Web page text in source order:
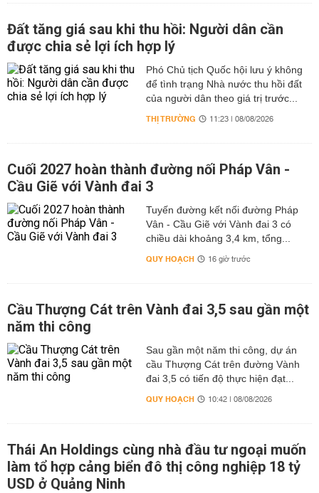
Đất tăng giá sau khi thu hồi: Người dân cần
được chia sẻ lợi ích hợp lý
Phó Chủ tịch Quốc hội lưu ý không
để tình trạng Nhà nước thu hồi đất
của người dân theo giá trị trước...
THỊ TRƯỜNG 11:23 | 08/08/2026
Cuối 2027 hoàn thành đường nối Pháp Vân -
Cầu Giẽ với Vành đai 3
Tuyến đường kết nối đường Pháp
Vân - Cầu Giẽ với Vành đai 3 có
chiều dài khoảng 3,4 km, tổng...
QUY HOẠCH 16 giờ trước
Cầu Thượng Cát trên Vành đai 3,5 sau gần một
năm thi công
Sau gần một năm thi công, dự án
cầu Thượng Cát trên đường Vành
đai 3,5 có tiến độ thực hiện đạt...
QUY HOẠCH 10:42 | 08/08/2026
Thái An Holdings cùng nhà đầu tư ngoại muốn
làm tổ hợp cảng biển đô thị công nghiệp 18 tỷ
USD ở Quảng Ninh